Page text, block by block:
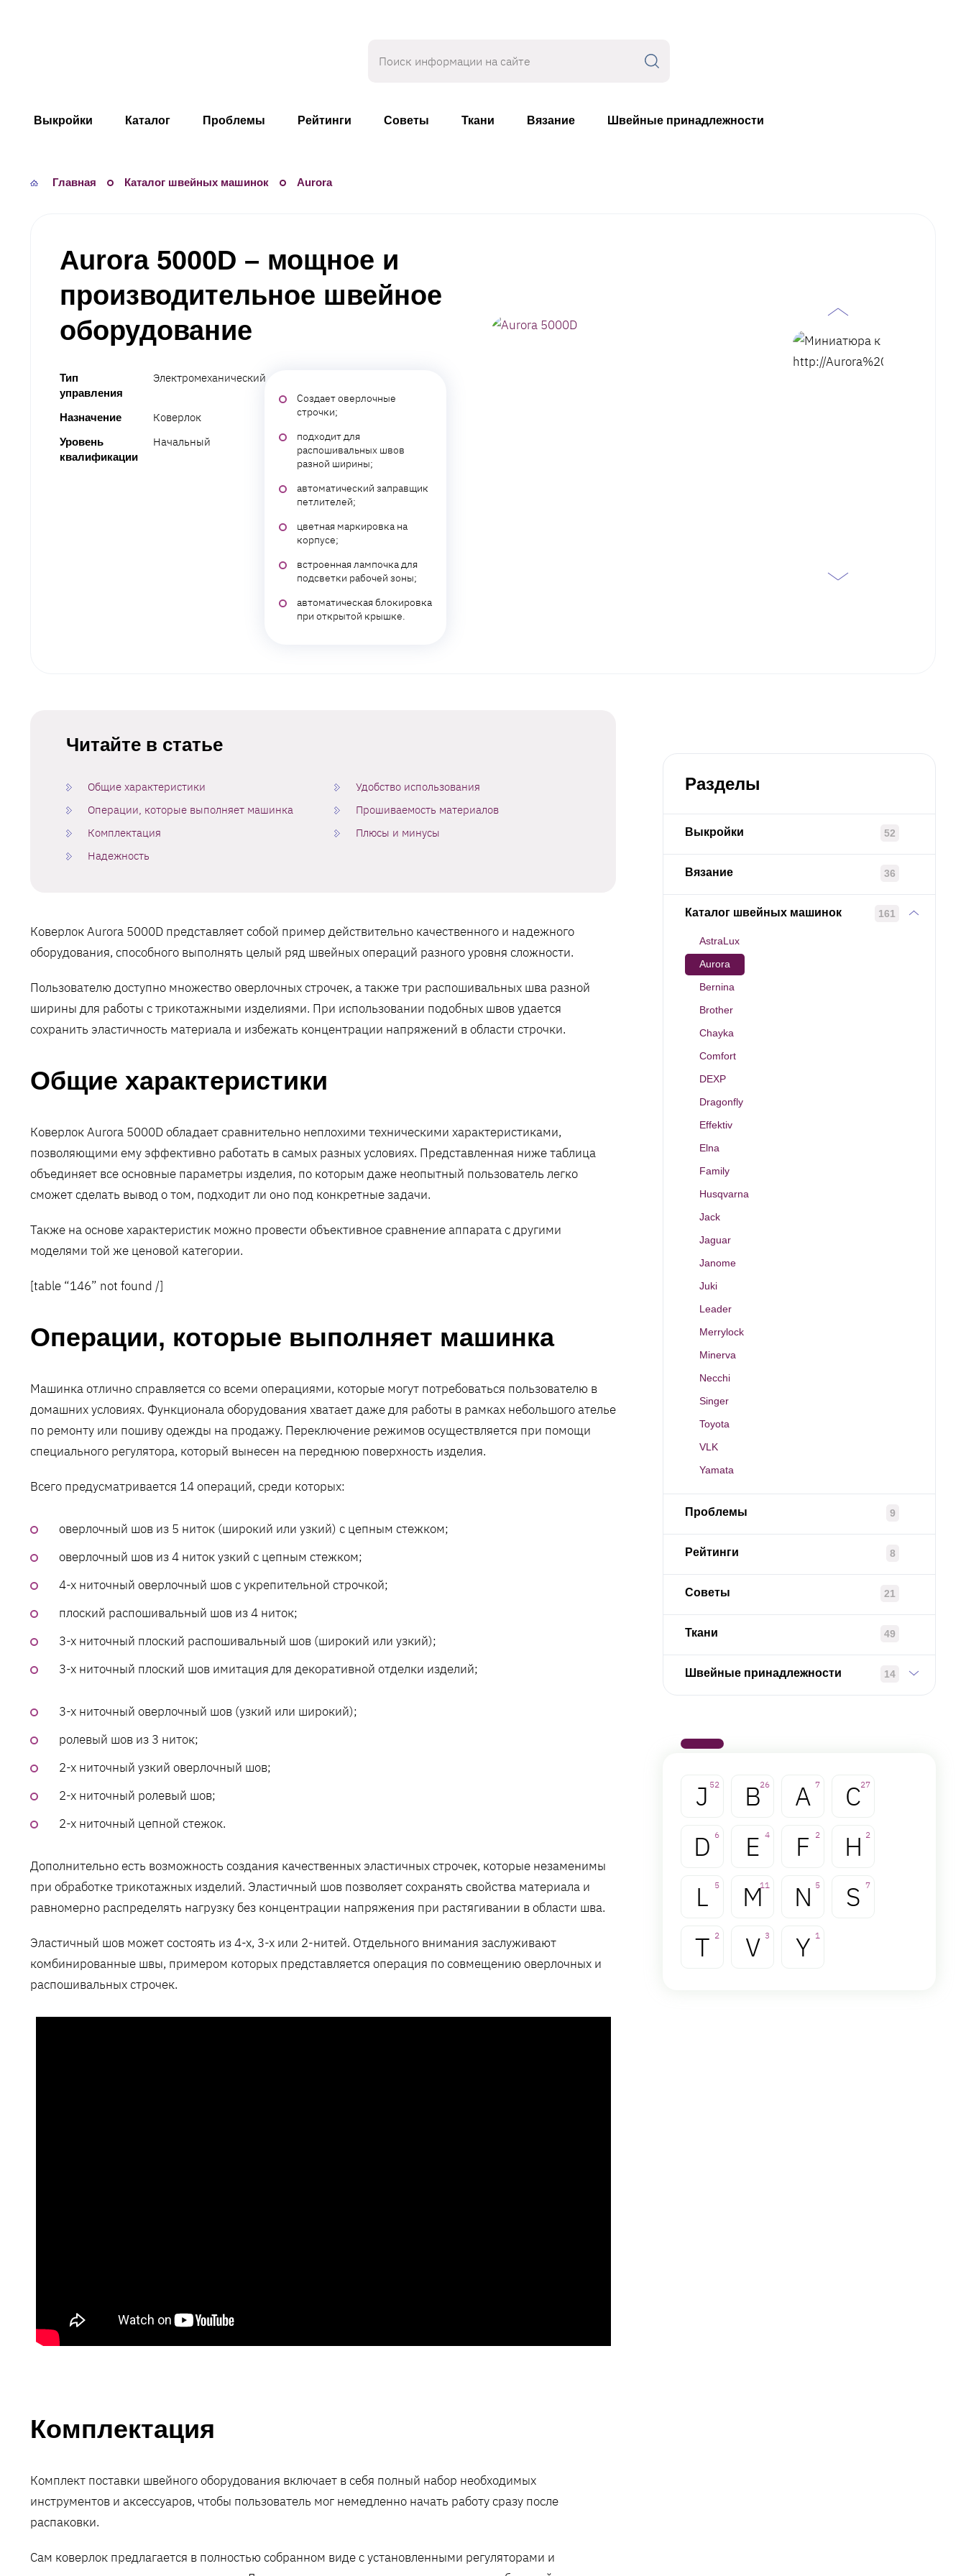
Выкройки Каталог Проблемы Рейтинги Советы Ткани Вязание Швейные принадлежности
Главная Каталог швейных машинок Aurora
Aurora 5000D – мощное и
производительное швейное
оборудование
Тип
управления
Электромеханический
Назначение Коверлок
Уровень
квалификации
Начальный
Создает оверлочные
строчки;
подходит для
распошивальных швов
разной ширины;
автоматический заправщик
петлителей;
цветная маркировка на
корпусе;
встроенная лампочка для
подсветки рабочей зоны;
автоматическая блокировка
при открытой крышке.
Читайте в статье
Общие характеристики
Операции, которые выполняет машинка
Комплектация
Надежность
Удобство использования
Прошиваемость материалов
Плюсы и минусы
Коверлок Aurora 5000D представляет собой пример действительно качественного и надежного
оборудования, способного выполнять целый ряд швейных операций разного уровня сложности.
Пользователю доступно множество оверлочных строчек, а также три распошивальных шва разной
ширины для работы с трикотажными изделиями. При использовании подобных швов удается
сохранить эластичность материала и избежать концентрации напряжений в области строчки.
Общие характеристики
Коверлок Aurora 5000D обладает сравнительно неплохими техническими характеристиками,
позволяющими ему эффективно работать в самых разных условиях. Представленная ниже таблица
объединяет все основные параметры изделия, по которым даже неопытный пользователь легко
сможет сделать вывод о том, подходит ли оно под конкретные задачи.
Также на основе характеристик можно провести объективное сравнение аппарата с другими
моделями той же ценовой категории.
[table “146” not found /]
Операции, которые выполняет машинка
Машинка отлично справляется со всеми операциями, которые могут потребоваться пользователю в
домашних условиях. Функционала оборудования хватает даже для работы в рамках небольшого ателье
по ремонту или пошиву одежды на продажу. Переключение режимов осуществляется при помощи
специального регулятора, который вынесен на переднюю поверхность изделия.
Всего предусматривается 14 операций, среди которых:
оверлочный шов из 5 ниток (широкий или узкий) с цепным стежком;
оверлочный шов из 4 ниток узкий с цепным стежком;
4-х ниточный оверлочный шов с укрепительной строчкой;
плоский распошивальный шов из 4 ниток;
3-х ниточный плоский распошивальный шов (широкий или узкий);
3-х ниточный плоский шов имитация для декоративной отделки изделий;
3-х ниточный оверлочный шов (узкий или широкий);
ролевый шов из 3 ниток;
2-х ниточный узкий оверлочный шов;
2-х ниточный ролевый шов;
2-х ниточный цепной стежок.
Дополнительно есть возможность создания качественных эластичных строчек, которые незаменимы
при обработке трикотажных изделий. Эластичный шов позволяет сохранять свойства материала и
равномерно распределять нагрузку без концентрации напряжения при растягивании в области шва.
Эластичный шов может состоять из 4-х, 3-х или 2-нитей. Отдельного внимания заслуживают
комбинированные швы, примером которых представляется операция по совмещению оверлочных и
распошивальных строчек.
Комплектация
Комплект поставки швейного оборудования включает в себя полный набор необходимых
инструментов и аксессуаров, чтобы пользователь мог немедленно начать работу сразу после
распаковки.
Сам коверлок предлагается в полностью собранном виде с установленными регуляторами и
Разделы
Выкройки 52
Вязание 36
Каталог швейных машинок 161
AstraLux
Aurora
Bernina
Brother
Chayka
Comfort
DEXP
Dragonfly
Effektiv
Elna
Family
Husqvarna
Jack
Jaguar
Janome
Juki
Leader
Merrylock
Minerva
Necchi
Singer
Toyota
VLK
Yamata
Проблемы 9
Рейтинги 8
Советы 21
Ткани 49
Швейные принадлежности 14
J 52 B26 A 7 C27
D 6 E 4 F 2 H 2
L 5 M11 N 5 S 7
T 2 V 3 Y 1